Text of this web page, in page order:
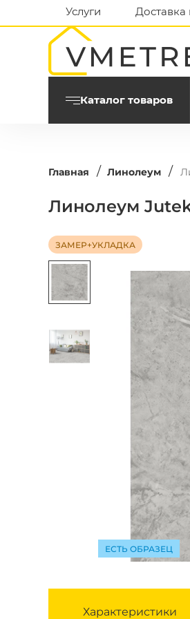
Услуги Доставка
Каталог товаров
Главная / Линолеум /
Линолеум
ЗАМЕР+УКЛАДКА
ЕСТЬ ОБРАЗЕЦ
Характеристики